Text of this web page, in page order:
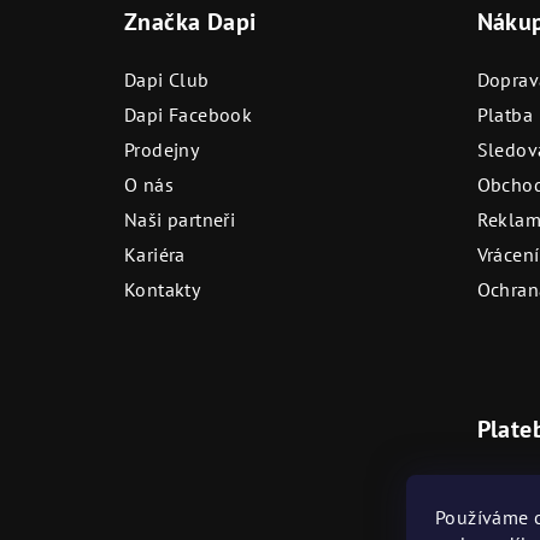
Používáme
Značka Dapi
Dapi Club
Dapi Facebook
Prodejny
O nás
Naši partneři
Kariéra
Kontakty
Platba